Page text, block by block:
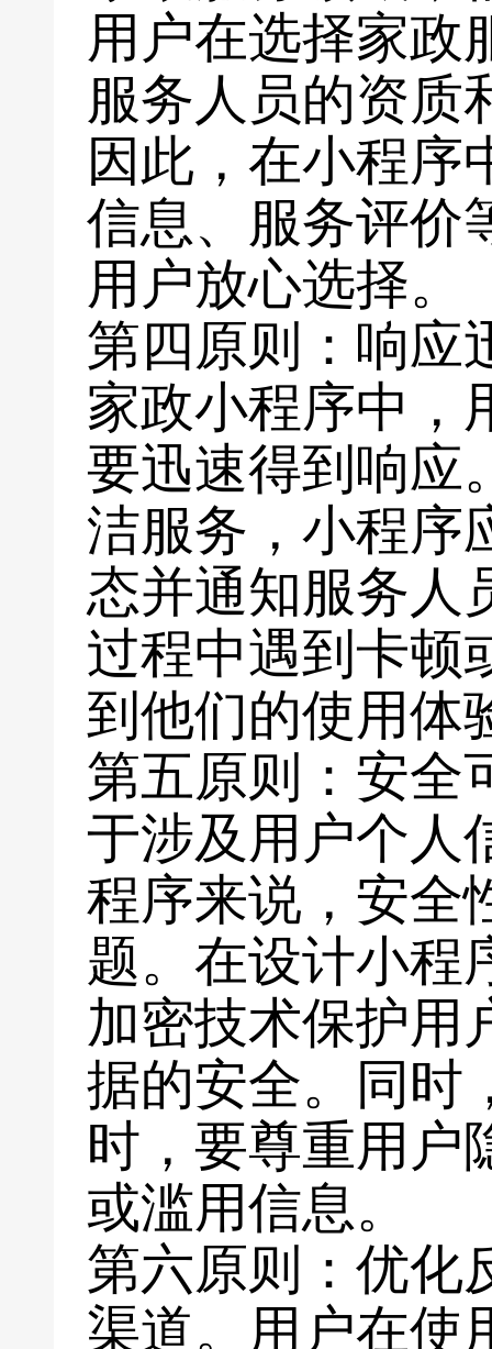
用户在选择家政
服务人员的资质
因此，在小程序
信息、服务评价
用户放心选择。
第四原则：响应
家政小程序中，
要迅速得到响应
洁服务，小程序
态并通知服务人
过程中遇到卡顿
到他们的使用体
第五原则：安全
于涉及用户个人
程序来说，安全
题。在设计小程
加密技术保护用
据的安全。同时
时，要尊重用户
或滥用信息。
第六原则：优化
渠道。用户在使